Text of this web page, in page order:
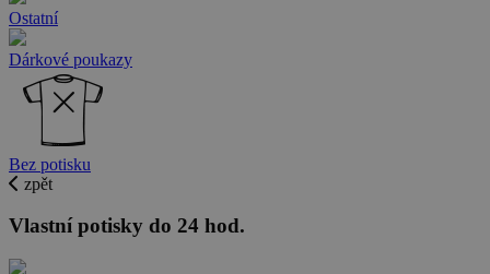
Ostatní
Dárkové poukazy
Bez potisku
zpět
Vlastní potisky do 24 hod.